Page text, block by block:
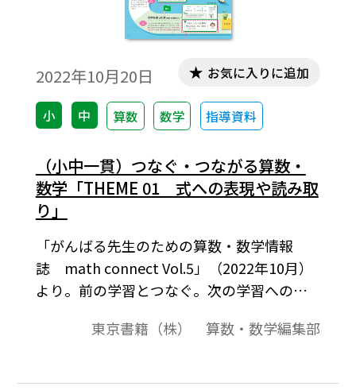
2022年10月20日
小 中 算数 数学 指導資料
お気に入りに追加
（小中一貫）つなぐ・つながる算数・
数学「THEME 01 式への表現や読み取
り」
「がんばる先生のための算数・数学情報
誌 math connect Vol.5」（2022年10月）
より。前の学習とつなぐ。次の学習へのつ
く、先生方が大切にされていることです。統
では小・中で共通のテーマを設定し、あら
東京書籍（株） 算数・数学編集部